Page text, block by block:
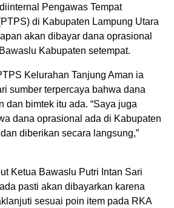
Pengawas Tempat
di Kabupaten Lampung Utara
akan dibayar dana oprasional
Kabupaten setempat.
Kelurahan Tanjung Aman ia
sumber terpercaya bahwa dana
dan bimtek itu ada. “Saya juga
dana oprasional ada di Kabupaten
diberikan secara langsung,”
Ketua Bawaslu Putri Intan Sari
pasti akan dibayarkan karena
sesuai poin item pada RKA